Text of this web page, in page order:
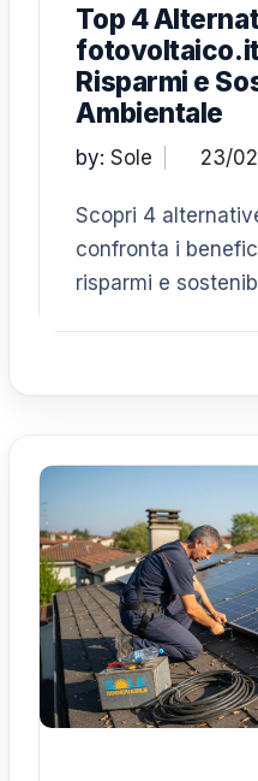
Top 4
Risparmi e
Ambientale
by:Sole
Scopri 4
confronta i
risparmi e